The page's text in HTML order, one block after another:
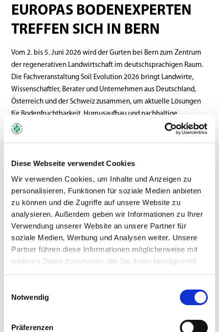
Diese Webseite verwendet Cookies
Wir verwenden Cookies, um Inhalte und Anzeigen zu
personalisieren, Funktionen für soziale Medien anbieten
zu können und die Zugriffe auf unsere Website zu
analysieren. Außerdem geben wir Informationen zu Ihrer
Verwendung unserer Website an unsere Partner für
soziale Medien, Werbung und Analysen weiter. Unsere
Partner führen diese Informationen möglicherweise mit
weiteren Daten zusammen, die Sie ihnen bereitgestellt
haben oder die sie im Rahmen Ihrer Nutzung der Dienste
Notwendig
Präferenzen
EUROPAS BODENEXPERTEN
TREFFEN SICH IN BERN
Vom 2. bis 5. Juni 2026 wird der Gurten bei Bern zum Zentrum
der regenerativen Landwirtschaft im deutschsprachigen Raum.
Die Fachveranstaltung Soil Evolution 2026 bringt Landwirte,
Wissenschaftler, Berater und Unternehmen aus Deutschland,
Österreich und der Schweiz zusammen, um aktuelle Lösungen
für Bodenfruchtbarkeit, Humusaufbau und nachhaltige
Bewirtschaftungssysteme zu diskutieren.
Veranstaltung erstmals in der Schweiz statt. Organisiert wird die
Boden.Leben und der Gesellschaft für konservierende
Bodenbearbeitung (GKB). Ziel ist es, Wissen und Erfahrungen
rund um Conservation Agriculture, klimafitte Anbausysteme
Das viertägige Programm kombiniert Exkursionen, Fachvorträge,
Workshops und Diskussionsrunden mit einem umfangreichen
Ausstellergelände. Bereits am ersten Veranstaltungstag stehen
Region Seeland auf dem Programm. Dort werden unter anderem
konservierende Bodenbearbeitung, Relay-Cropping-Systeme